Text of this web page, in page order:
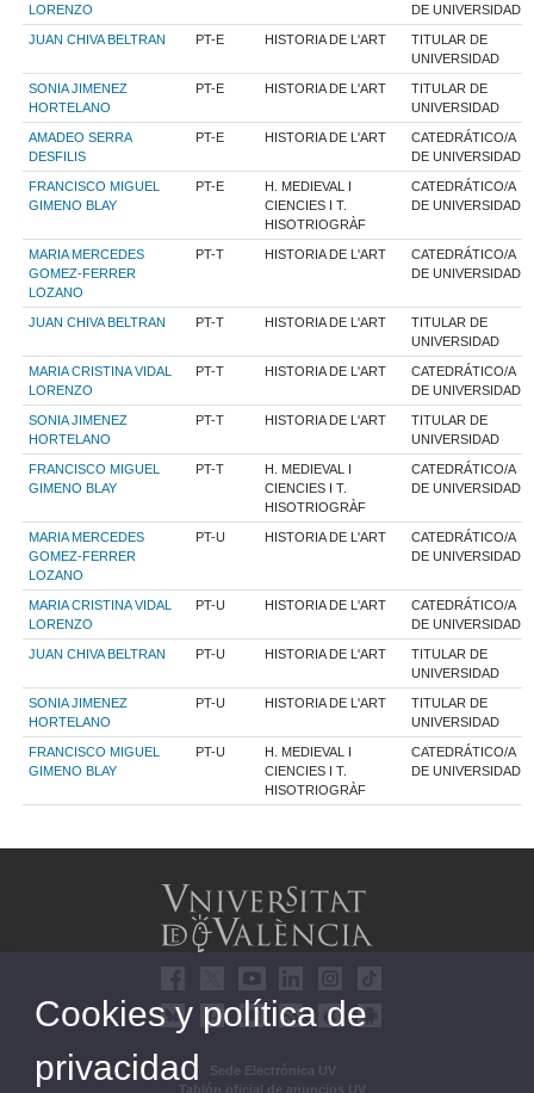
LORENZO
DE UNIVERSIDAD
JUAN CHIVA BELTRAN PT-E HISTORIA DE L'ART
TITULAR DE
UNIVERSIDAD
SONIA JIMENEZ
HORTELANO
PT-E HISTORIA DE L'ART
TITULAR DE
UNIVERSIDAD
AMADEO SERRA
DESFILIS
PT-E HISTORIA DE L'ART
CATEDRÁTICO/A
DE UNIVERSIDAD
FRANCISCO MIGUEL
GIMENO BLAY
PT-E
H. MEDIEVAL I
CIENCIES I T.
HISOTRIOGRÀF
CATEDRÁTICO/A
DE UNIVERSIDAD
MARIA MERCEDES
GOMEZ-FERRER
LOZANO
PT-T HISTORIA DE L'ART
CATEDRÁTICO/A
DE UNIVERSIDAD
JUAN CHIVA BELTRAN PT-T HISTORIA DE L'ART
TITULAR DE
UNIVERSIDAD
MARIA CRISTINA VIDAL
LORENZO
PT-T HISTORIA DE L'ART
CATEDRÁTICO/A
DE UNIVERSIDAD
SONIA JIMENEZ
HORTELANO
PT-T HISTORIA DE L'ART
TITULAR DE
UNIVERSIDAD
FRANCISCO MIGUEL
GIMENO BLAY
PT-T
H. MEDIEVAL I
CIENCIES I T.
HISOTRIOGRÀF
CATEDRÁTICO/A
DE UNIVERSIDAD
MARIA MERCEDES
GOMEZ-FERRER
LOZANO
PT-U HISTORIA DE L'ART
CATEDRÁTICO/A
DE UNIVERSIDAD
MARIA CRISTINA VIDAL
LORENZO
PT-U HISTORIA DE L'ART
CATEDRÁTICO/A
DE UNIVERSIDAD
JUAN CHIVA BELTRAN PT-U HISTORIA DE L'ART
TITULAR DE
UNIVERSIDAD
SONIA JIMENEZ
HORTELANO
PT-U HISTORIA DE L'ART
TITULAR DE
UNIVERSIDAD
FRANCISCO MIGUEL
GIMENO BLAY
PT-U
H. MEDIEVAL I
CIENCIES I T.
HISOTRIOGRÀF
CATEDRÁTICO/A
DE UNIVERSIDAD
Sede Electrónica UV
Tablón oficial de anuncios UV
Cookies y política de
privacidad